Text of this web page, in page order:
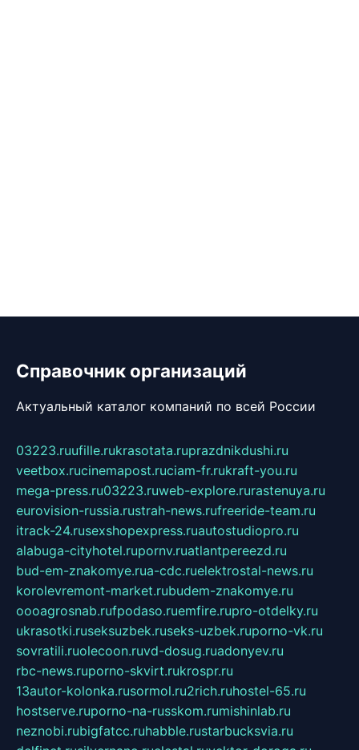
Справочник организаций
Актуальный каталог компаний по всей России
03223.ruufille.rukrasotata.ruprazdnikdushi.ru
veetbox.rucinemapost.ruciam-fr.rukraft-you.ru
mega-press.ru03223.ruweb-explore.rurastenuya.ru
eurovision-russia.rustrah-news.rufreeride-team.ru
itrack-24.rusexshopexpress.ruautostudiopro.ru
alabuga-cityhotel.rupornv.ruatlantpereezd.ru
bud-em-znakomye.rua-cdc.ruelektrostal-news.ru
korolevremont-market.rubudem-znakomye.ru
oooagrosnab.rufpodaso.ruemfire.rupro-otdelky.ru
ukrasotki.ruseksuzbek.ruseks-uzbek.ruporno-vk.ru
sovratili.ruolecoon.ruvd-dosug.ruadonyev.ru
rbc-news.ruporno-skvirt.rukrospr.ru
13autor-kolonka.rusormol.ru2rich.ruhostel-65.ru
hostserve.ruporno-na-russkom.rumishinlab.ru
neznobi.rubigfatcc.ruhabble.rustarbucksvia.ru